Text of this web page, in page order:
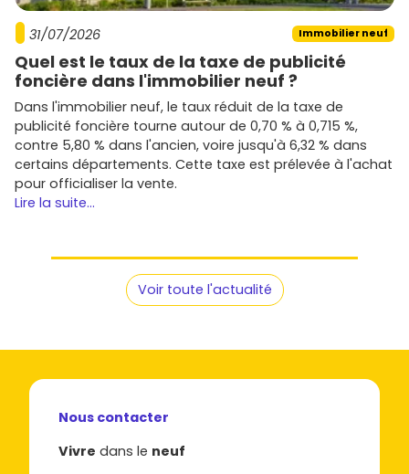
31/07/2026 Immobilier neuf
Quel est le taux de la taxe de publicité
foncière dans l'immobilier neuf ?
Dans l'immobilier neuf, le taux réduit de la taxe de
publicité foncière tourne autour de 0,70 % à 0,715 %,
contre 5,80 % dans l'ancien, voire jusqu'à 6,32 % dans
certains départements. Cette taxe est prélevée à l'achat
pour officialiser la vente.
Lire la suite...
Voir toute l'actualité
Nous contacter
Vivre dans le neuf